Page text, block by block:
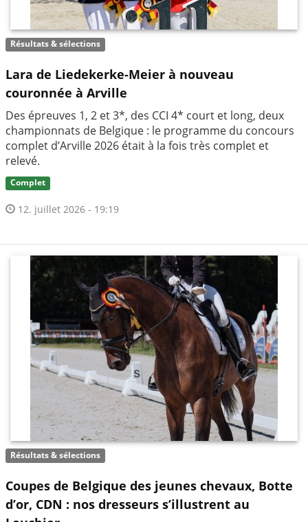
Résultats & sélections
Lara de Liedekerke-Meier à nouveau
couronnée à Arville
Des épreuves 1, 2 et 3*, des CCI 4* court et long, deux
championnats de Belgique : le programme du concours
complet d’Arville 2026 était à la fois très complet et
relevé.
Complet
12. juillet 2026 - 19:19
Résultats & sélections
Coupes de Belgique des jeunes chevaux, Botte
d’or, CDN : nos dresseurs s’illustrent au